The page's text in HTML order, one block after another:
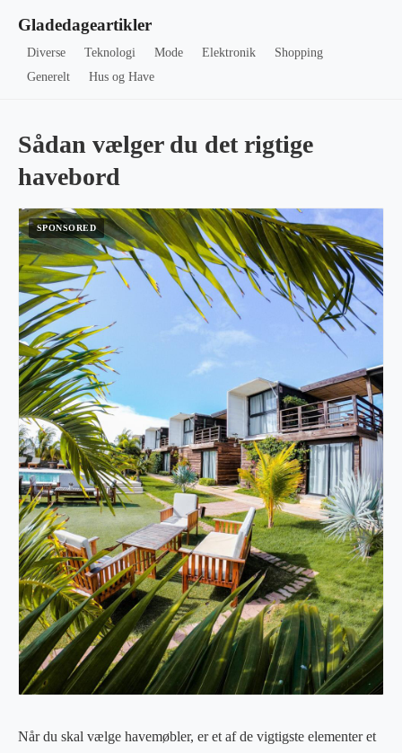
Gladedageartikler
Diverse Teknologi Mode Elektronik
Shopping
Generelt
Hus og Have
Sådan vælger du det rigtige
havebord
Når du skal vælge havemøbler, er et af de vigtigste elementer et